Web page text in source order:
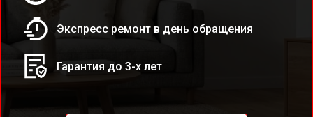
Экспресс ремонт в день обращения
Гарантия до 3-х лет